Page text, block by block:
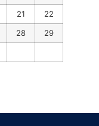
21
22
28
29